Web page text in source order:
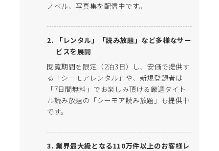
ノベル、写真集を配信中です。
「レンタル」「読み放題」など多様なサー
ビスを展開
閲覧期間を限定（2泊3日）し、安価で提供す
る「シーモアレンタル」や、新規登録者は
「7日間無料」でお楽しみ頂ける厳選タイト
ル読み放題の「シーモア読み放題」も提供中
です。
業界最大級となる110万件以上のお客様レ